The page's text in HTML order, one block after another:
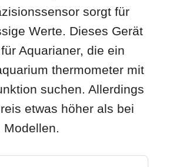
sorgt für
Werte. Dieses Gerät
Aquarianer, die ein
thermometer mit
suchen. Allerdings
etwas höher als bei
Modellen.